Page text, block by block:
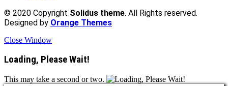
© 2020 Copyright Solidus theme. All Rights reserved.
Designed by Orange Themes
Close Window
Loading, Please Wait!
This may take a second or two.